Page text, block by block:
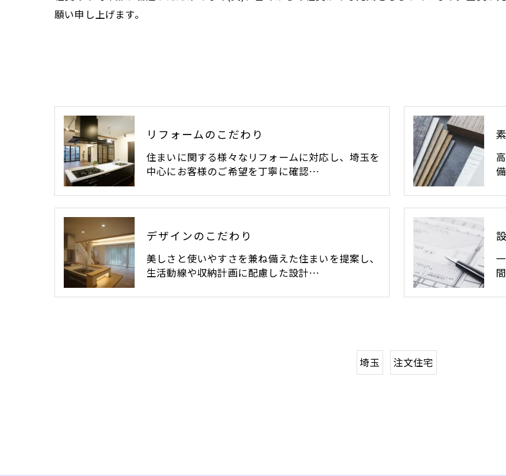
願い申し上げます。
リフォームのこだわり
住まいに関する様々なリフォームに対応し、埼玉を
中心にお客様のご希望を丁寧に確認…
デザインのこだわり
美しさと使いやすさを兼ね備えた住まいを提案し、
生活動線や収納計画に配慮した設計…
埼玉 注文住宅